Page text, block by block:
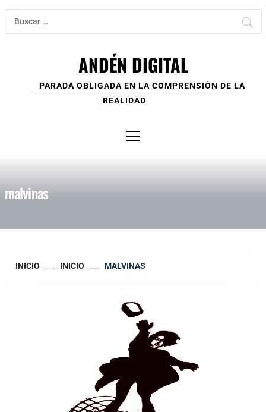
Ir
contenido
Buscar:
ANDÉN DIGITAL
PARADA OBLIGADA EN LA COMPRENSIÓN DE LA
REALIDAD
principal
malvinas
INICIO INICIO MALVINAS